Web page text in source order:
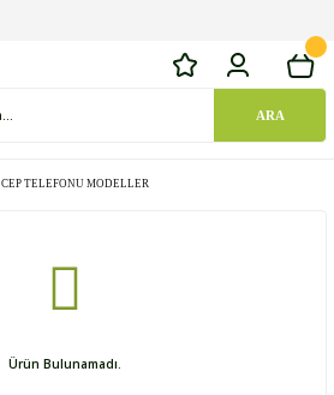
ARA
CEP TELEFONU MODELLER
Ürün Bulunamadı.